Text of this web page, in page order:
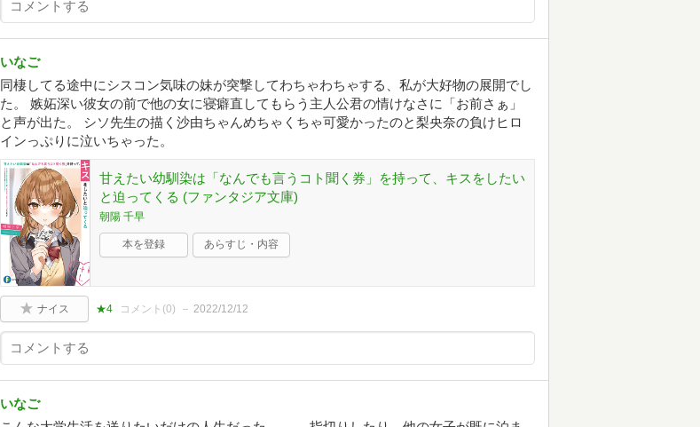
いなご
同棲してる途中にシスコン気味の妹が突撃してわちゃわちゃする、私が大好物の展開でし
た。 嫉妬深い彼女の前で他の女に寝癖直してもらう主人公君の情けなさに「お前さぁ」
と声が出た。 シソ先生の描く沙由ちゃんめちゃくちゃ可愛かったのと梨央奈の負けヒロ
インっぷりに泣いちゃった。
甘えたい幼馴染は「なんでも言うコト聞く券」を持って、キスをしたい
と迫ってくる (ファンタジア文庫)
朝陽 千早
本を登録 あらすじ・内容
ナイス ★4 コメント(0) 2022/12/12
いなご